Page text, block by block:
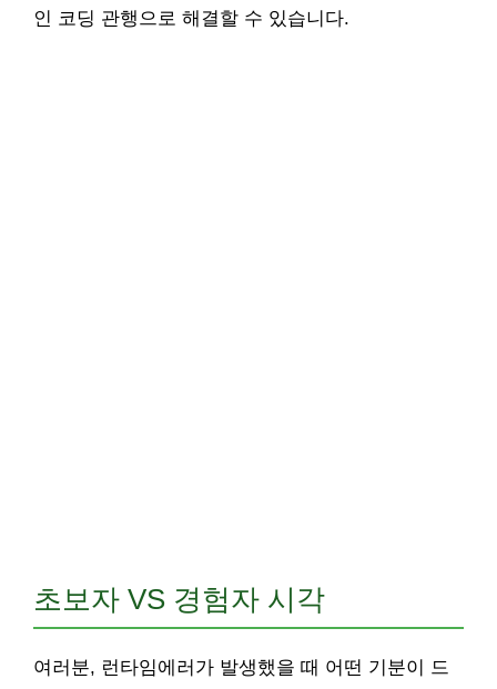
인 코딩 관행으로 해결할 수 있습니다.
초보자 VS 경험자 시각
여러분, 런타임에러가 발생했을 때 어떤 기분이 드